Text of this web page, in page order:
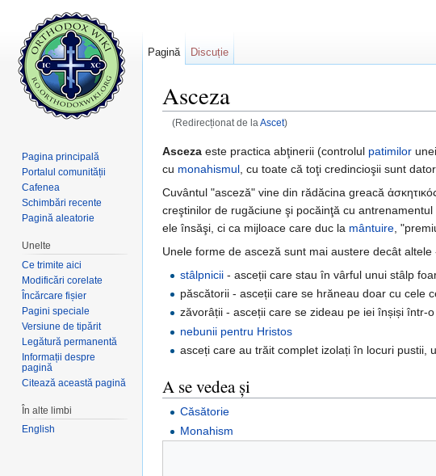
Asceza
(Redirecționat de la Ascet)
Asceza este practica abţinerii (controlul patimilor
cu monahismul , cu toate că toţi credincioşii sunt
Cuvântul "asceză" vine din rădăcina greacă
creştinilor de rugăciune şi pocăinţă cu
ele însăşi, ci ca mijloace care duc la mântuire ,
Unele forme de asceză sunt mai austere decât
stâlpnicii - asceții care stau în vârful unui stâlp
păscătorii - asceții care se hrăneau doar cu cele
zăvorâții - asceții care se zideau pe iei înșiși într-
nebunii pentru Hristos
asceți care au trăit complet izolați în locuri pustii,
A se vedea și
Căsătorie
Monahism
Pagină Discuție
Pagina principală
Portalul comunității
Cafenea
Schimbări recente
Pagină aleatorie
Unelte
Ce trimite aici
Modificări corelate
Încărcare fișier
Pagini speciale
Versiune de tipărit
Legătură permanentă
Informații despre
pagină
Citează această pagină
În alte limbi
English